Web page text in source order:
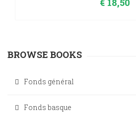
BROWSE BOOKS
Fonds général
Fonds basque